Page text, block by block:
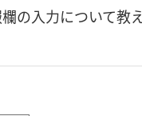
の入力について教え